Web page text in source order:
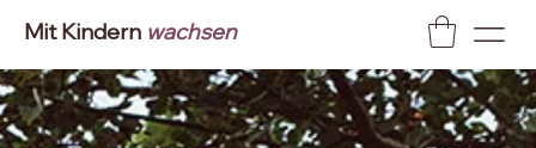
Mit Kindern wachsen